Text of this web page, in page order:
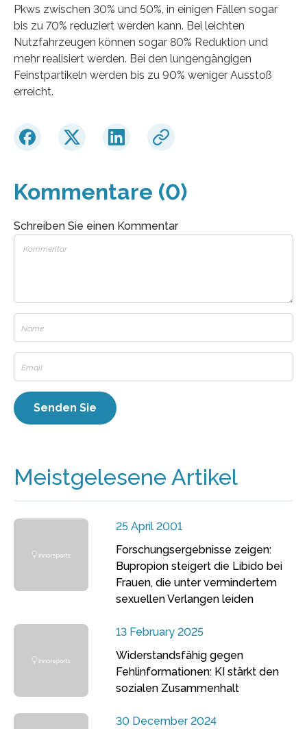
Pkws zwischen 30% und 50%, in einigen Fällen sogar
bis zu 70% reduziert werden kann. Bei leichten
Nutzfahrzeugen können sogar 80% Reduktion und
mehr realisiert werden. Bei den lungengängigen
Feinstpartikeln werden bis zu 90% weniger Ausstoß
erreicht.
Kommentare (0)
Schreiben Sie einen Kommentar
Meistgelesene Artikel
25 April 2001
Forschungsergebnisse zeigen:
Bupropion steigert die Libido bei
Frauen, die unter vermindertem
sexuellen Verlangen leiden
13 February 2025
Widerstandsfähig gegen
Fehlinformationen: KI stärkt den
sozialen Zusammenhalt
30 December 2024